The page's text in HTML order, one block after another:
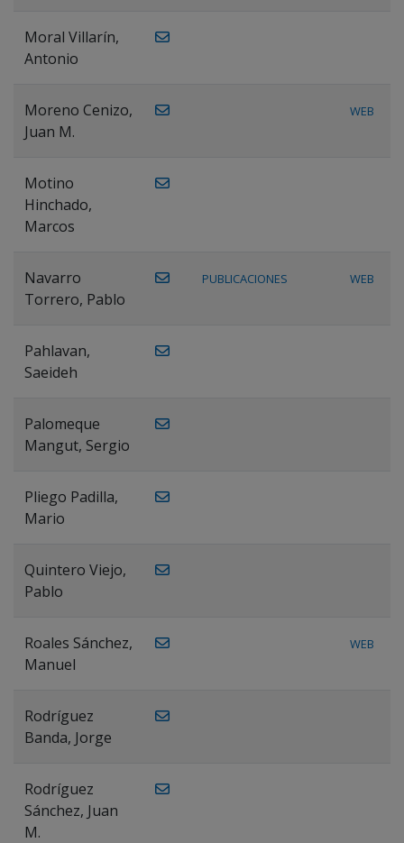
Moral Villarín,
Antonio
Moreno Cenizo,
Juan M.
WEB
Motino
Hinchado,
Marcos
Navarro
Torrero, Pablo
PUBLICACIONES WEB
Pahlavan,
Saeideh
Palomeque
Mangut, Sergio
Pliego Padilla,
Mario
Quintero Viejo,
Pablo
Roales Sánchez,
Manuel
WEB
Rodríguez
Banda, Jorge
Rodríguez
Sánchez, Juan
M.